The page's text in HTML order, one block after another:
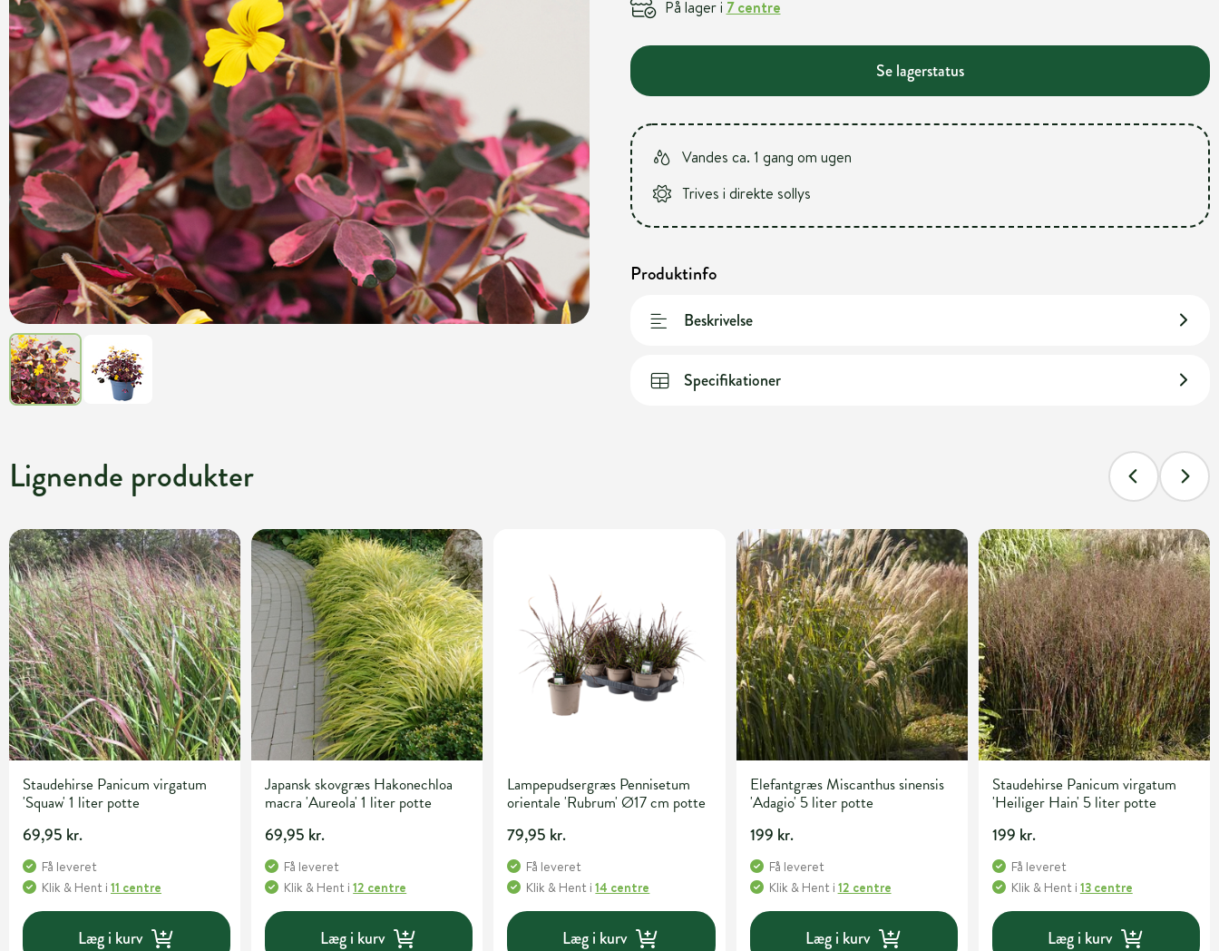
På lager i 7 centre
Se lagerstatus
Vandes ca. 1 gang om ugen
Trives i direkte sollys
Produktinfo
Beskrivelse
Specifikationer
Lignende produkter
Staudehirse Panicum virgatum
'Squaw' 1 liter potte
69,95 kr.
Få leveret
Klik & Hent i 11 centre
Læg i kurv
Japansk skovgræs Hakonechloa
macra 'Aureola' 1 liter potte
69,95 kr.
Få leveret
Klik & Hent i12 centre
Læg i kurv
Lampepudsergræs Pennisetum
orientale 'Rubrum' Ø17 cm potte
79,95 kr.
Få leveret
Klik & Hent i14 centre
Læg i kurv
Elefantgræs Miscanthus sinensis
'Adagio' 5 liter potte
199 kr.
Få leveret
Klik & Hent i 12 centre
Læg i kurv
Staudehirse Panicum virgatum
'Heiliger Hain' 5 liter potte
199 kr.
Få leveret
Klik & Hent i 13 centre
Læg i kurv